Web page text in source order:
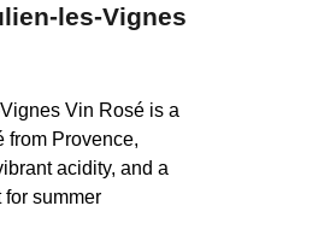
les-Vignes
Vin Rosé is a
from Provence,
acidity, and a
summer